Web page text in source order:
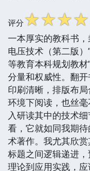
评分☆☆☆☆
一本厚实的教科书
电压技术（第二版）
等教育本科规划教
分量和权威性。翻
印刷清晰，排版布
环境下阅读，也丝
入研读其中的技术
看，它就如同我期
术著作。我尤其欣
标题之间逻辑递进
理论到应用实践，